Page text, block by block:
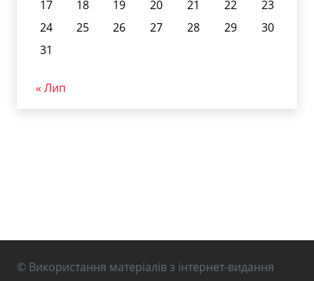
17
18 19 20 21 22
23
24
25 26 27 28 29
30
31
« Лип
© Використання матеріалів з інтернет-видання